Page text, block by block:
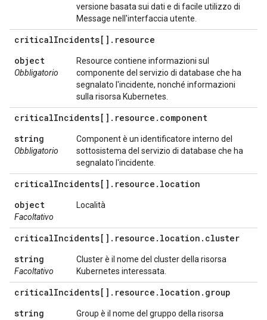
versione basata sui dati e di facile utilizzo di
Message nell'interfaccia utente.
criticalIncidents[] . resource
object
Obbligatorio
Resource contiene informazioni sul
componente del servizio di database che ha
segnalato l'incidente, nonché informazioni
sulla risorsa Kubernetes.
criticalIncidents[] . resource . component
string
Obbligatorio
Component è un identificatore interno del
sottosistema del servizio di database che ha
segnalato l'incidente.
criticalIncidents[] . resource . location
object
Facoltativo
Località
criticalIncidents[] . resource . location . cluster
string
Facoltativo
Cluster è il nome del cluster della risorsa
Kubernetes interessata.
criticalIncidents[] . resource . location . group
string
Group è il nome del gruppo della risorsa